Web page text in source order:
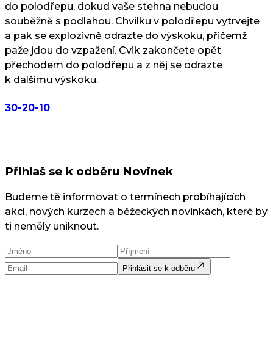
do polodřepu, dokud vaše stehna nebudou
souběžně s podlahou. Chvilku v polodřepu vytrvejte
a pak se explozivně odrazte do výskoku, přičemž
paže jdou do vzpažení. Cvik zakončete opět
přechodem do polodřepu a z něj se odrazte
k dalšímu výskoku.
30-20-10
Přihlaš se k odběru Novinek
Budeme tě informovat o termínech probíhajících
akcí, nových kurzech a běžeckých novinkách, které by
ti neměly uniknout.
Přihlásit se k odběru